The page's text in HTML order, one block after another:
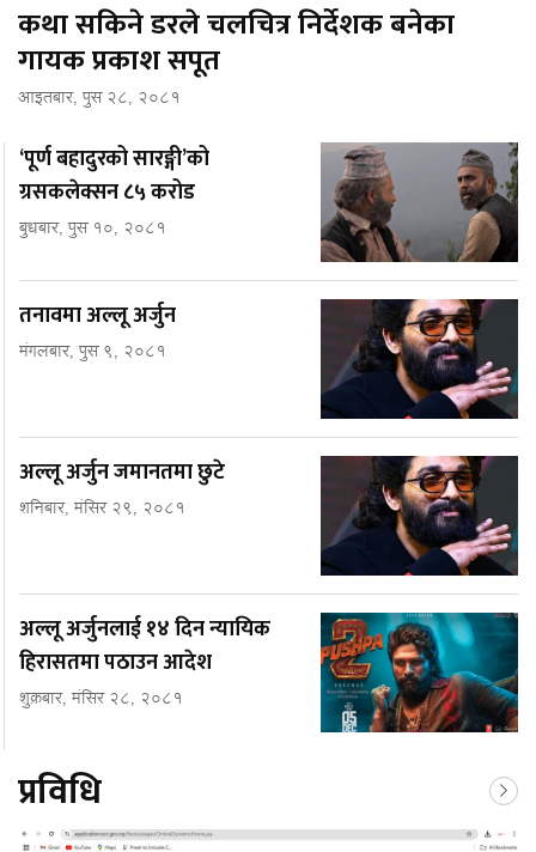
कथा सकिने डरले चलचित्र निर्देशक बनेका
गायक प्रकाश सपूत
आइतबार, पुस २८, २०८१
‘पूर्ण बहादुरको सारङ्गी’को
ग्रसकलेक्सन ८५ करोड
बुधबार, पुस १०, २०८१
तनावमा अल्लू अर्जुन
मंगलबार, पुस ९, २०८१
अल्लू अर्जुन जमानतमा छुटे
शनिबार, मंसिर २९, २०८१
अल्लू अर्जुनलाई १४ दिन न्यायिक
हिरासतमा पठाउन आदेश
शुक्रबार, मंसिर २८, २०८१
प्रविधि